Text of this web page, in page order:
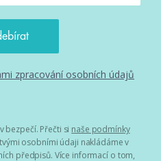
zpracování osobních údajů
bezpečí. Přečti si naše podmínky
tvými osobními údaji nakládáme v
předpisů. Více informací o tom,